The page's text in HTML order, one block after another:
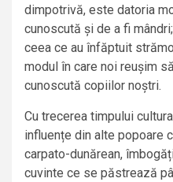
dimpotrivă, este datoria
cunoscută și de a fi
ceea ce au înfăptuit
modul în care noi reușim
cunoscută copiilor noștri.
Cu trecerea timpului
influențe din alte popoare
carpato-dunărean,
cuvinte ce se păstrează